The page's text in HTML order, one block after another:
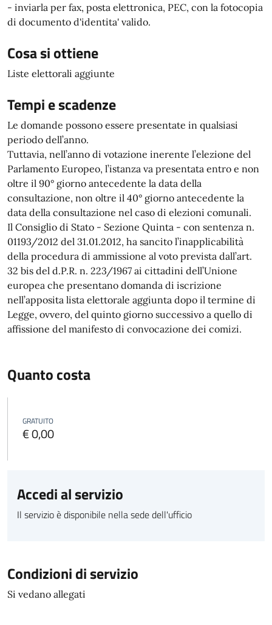
- inviarla per fax, posta elettronica, PEC, con la fotocopia
di documento d'identita' valido.
Cosa si ottiene
Liste elettorali aggiunte
Tempi e scadenze
Le domande possono essere presentate in qualsiasi
periodo dell’anno.
Tuttavia, nell’anno di votazione inerente l’elezione del
Parlamento Europeo, l’istanza va presentata entro e non
oltre il 90° giorno antecedente la data della
consultazione, non oltre il 40° giorno antecedente la
data della consultazione nel caso di elezioni comunali.
Il Consiglio di Stato - Sezione Quinta - con sentenza n.
01193/2012 del 31.01.2012, ha sancito l’inapplicabilità
della procedura di ammissione al voto prevista dall’art.
32 bis del d.P.R. n. 223/1967 ai cittadini dell’Unione
europea che presentano domanda di iscrizione
nell’apposita lista elettorale aggiunta dopo il termine di
Legge, ovvero, del quinto giorno successivo a quello di
affissione del manifesto di convocazione dei comizi.
Quanto costa
GRATUITO
€ 0,00
Accedi al servizio
Il servizio è disponibile nella sede dell'ufficio
Condizioni di servizio
Si vedano allegati